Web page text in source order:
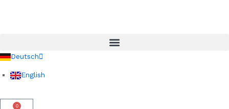
Deutsch
English
0